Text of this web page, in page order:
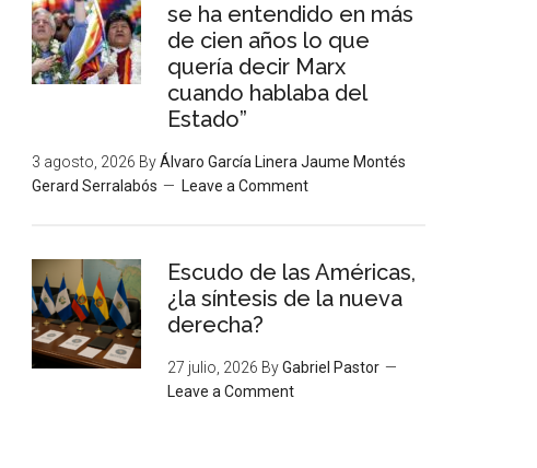
se ha entendido en más
de cien años lo que
quería decir Marx
cuando hablaba del
Estado”
3 agosto, 2026 ByÁlvaro García Linera Jaume Montés
Gerard Serralabós
Leave a Comment
Escudo de las Américas,
¿la síntesis de la nueva
derecha?
27 julio, 2026 ByGabriel Pastor
Leave a Comment